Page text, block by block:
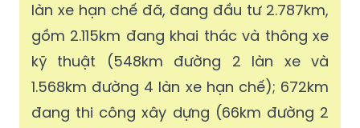
đầu tư trên 1.300km. Trong đó, cao tốc
đầu tư theo quy mô phân kỳ từ 2 đến 4
làn xe hạn chế đã, đang đầu tư 2.787km,
gồm 2.115km đang khai thác và thông xe
kỹ thuật (548km đường 2 làn xe và